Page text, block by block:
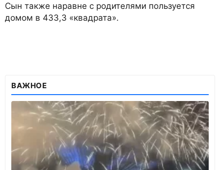
Сын также наравне с родителями пользуется
домом в 433,3 «квадрата».
ВАЖНОЕ